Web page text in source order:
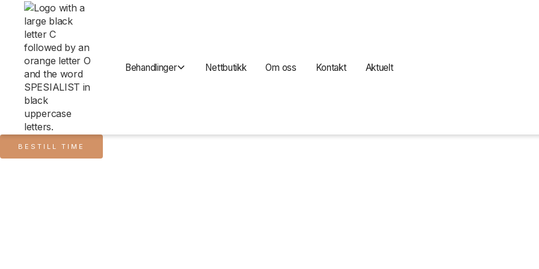
Behandlinger Nettbutikk Om oss Kontakt Aktuelt
BESTILL TIME